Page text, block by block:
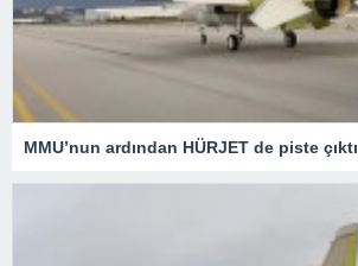
MMU’nun ardından HÜRJET de piste çıktı